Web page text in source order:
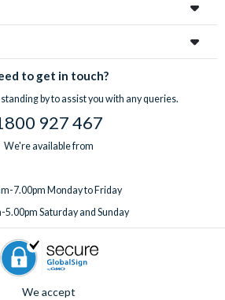
to get in touch?
by to assist you with any queries.
927 467
We're available from
7.00pm Monday to Friday
5.00pm Saturday and Sunday
We accept